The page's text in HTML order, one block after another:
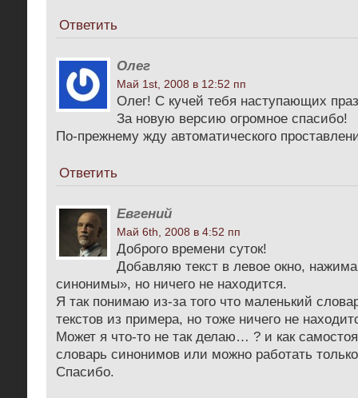
Ответить
Олег
Май 1st, 2008 в 12:52 пп
Олег! С кучей тебя наступающих
За новую версию огромное спасибо!
По-прежнему жду автоматического
Ответить
Евгений
Май 6th, 2008 в 4:52 пп
Доброго времени суток!
Добавляю текст в левое окно,
синонимы», но ничего не находится.
Я так понимаю из-за того что маленький
текстов из примера, но тоже ничего не
Может я что-то не так делаю… ? и как
словарь синонимов или можно работать
Спасибо.